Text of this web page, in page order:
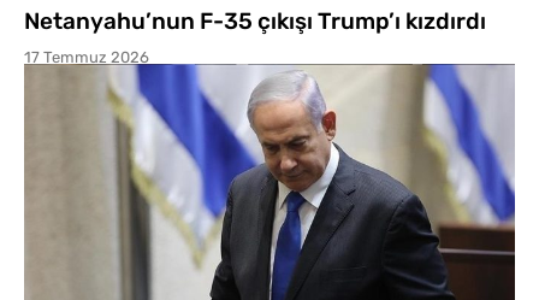
Netanyahu’nun F-35 çıkışı Trump’ı kızdırdı
17 Temmuz 2026